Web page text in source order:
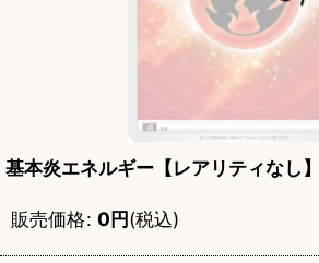
基本炎エネルギー【レアリティなし】
販売価格: 0円(税込)